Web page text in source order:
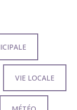
VIE LOCALE